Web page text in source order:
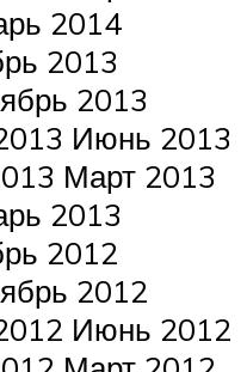
2014
2013
2013
Июнь 2013
Март 2013
2013
2012
2012
Июнь 2012